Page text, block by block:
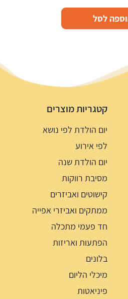
לסל
קטגריות מוצרים
יום הולדת לפי נושא
לפי אירוע
יום הולדת שנה
מסיבת רווקות
קישוטים ואביזרים
ממתקים ואביזרי אפייה
חד פעמי מתכלה
הפתעות ואריזות
בלונים
מיכלי הליום
פיניאטות